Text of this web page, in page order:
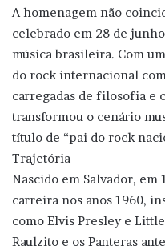
A homenagem não
celebrado em 28 de
música brasileira. Com
do rock internacional
carregadas de filosofia e
transformou o cenário
título de “pai do rock
Trajetória
Nascido em Salvador, em
carreira nos anos 1960,
como Elvis Presley e
Raulzito e os Panteras